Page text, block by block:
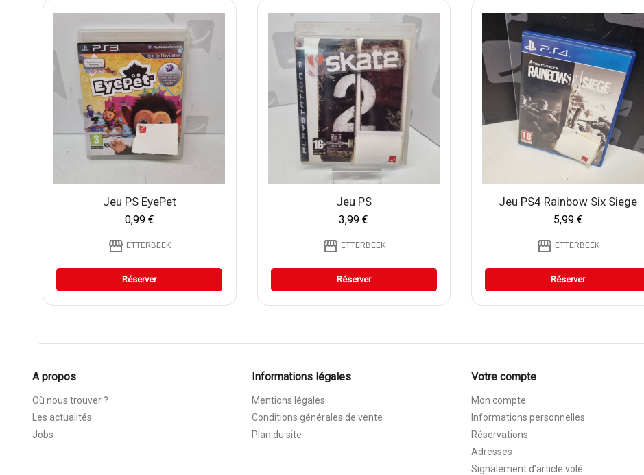
Jeu PS EyePet
0,99 €
storefront ETTERBEEK
Réserver
Jeu PS
3,99 €
storefront ETTERBEEK
Réserver
Jeu PS4 Rainbow Six Siege
5,99 €
storefront ETTERBEEK
Réserver
A propos
Où nous trouver ?
Les actualités
Jobs
Informations légales
Mentions légales
Conditions générales de vente
Plan du site
Votre compte
Mon compte
Informations personnelles
Réservations
Adresses
Signalement d’article volé